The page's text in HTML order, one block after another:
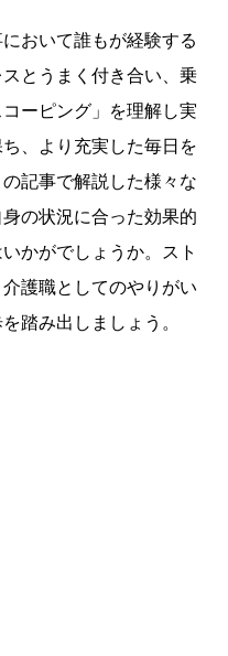
おいて誰もが経験する
とうまく付き合い、乗
ーピング」を理解し実
、より充実した毎日を
記事で解説した様々な
の状況に合った効果的
かがでしょうか。スト
護職としてのやりがい
踏み出しましょう。